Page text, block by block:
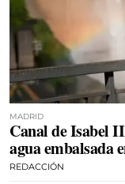
MADRID
Canal de Isabel
agua embalsada
REDACCIÓN